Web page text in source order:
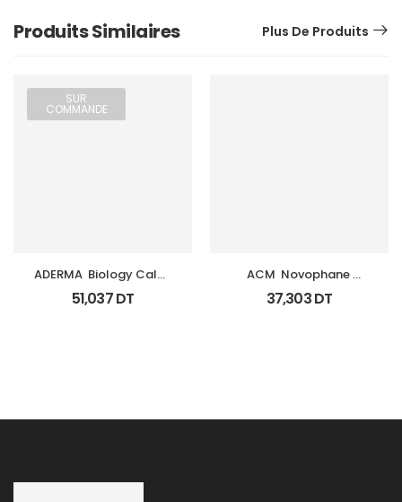
Produits Similaires Plus De Produits
SUR
COMMANDE
ADERMA  Biology Calm
Soin Apaisant Tb 40 Ml
51,037DT
ACM  Novophane
Shampooing K Fl 125Ml
37,303DT